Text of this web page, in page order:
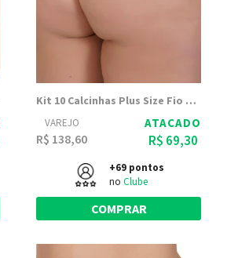
Kit 10 Calcinhas Plus Size Fio Dental Com Renda Luanda - Dily Modas
VAREJO
R$ 138,60
ATACADO
R$ 69,30
+69 pontos
no Clube
COMPRAR